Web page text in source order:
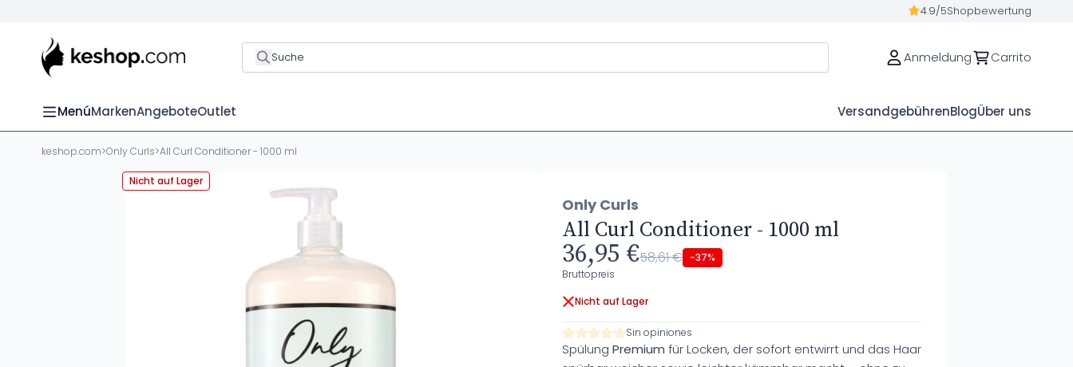
4.9/5Shopbewertung
Suche Anmeldung Carrito
MenúMarkenAngeboteOutlet VersandgebührenBlogÜber uns
keshop.com>Only Curls>All Curl Conditioner - 1000 ml
Nicht auf Lager
Only Curls
All Curl Conditioner - 1000 ml
36,95 €58,61 € -37%
Bruttopreis
Nicht auf Lager
Sin opiniones
Spülung Premium für Locken, der sofort entwirrt und das Haar